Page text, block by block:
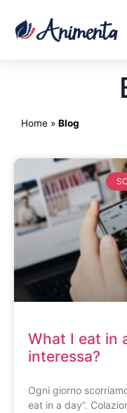
Home » Blog
What I eat in
interessa?
Ogni giorno
eat in a day”.